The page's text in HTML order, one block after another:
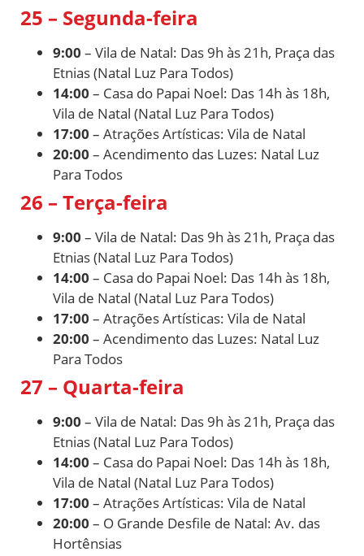
25 – Segunda-feira
9:00 – Vila de Natal: Das 9h às 21h, Praça das
Etnias (Natal Luz Para Todos)
14:00 – Casa do Papai Noel: Das 14h às 18h,
Vila de Natal (Natal Luz Para Todos)
17:00 – Atrações Artísticas: Vila de Natal
20:00 – Acendimento das Luzes: Natal Luz
Para Todos
26 – Terça-feira
9:00 – Vila de Natal: Das 9h às 21h, Praça das
Etnias (Natal Luz Para Todos)
14:00 – Casa do Papai Noel: Das 14h às 18h,
Vila de Natal (Natal Luz Para Todos)
17:00 – Atrações Artísticas: Vila de Natal
20:00 – Acendimento das Luzes: Natal Luz
Para Todos
27 – Quarta-feira
9:00 – Vila de Natal: Das 9h às 21h, Praça das
Etnias (Natal Luz Para Todos)
14:00 – Casa do Papai Noel: Das 14h às 18h,
Vila de Natal (Natal Luz Para Todos)
17:00 – Atrações Artísticas: Vila de Natal
20:00 – O Grande Desfile de Natal: Av. das
Hortênsias